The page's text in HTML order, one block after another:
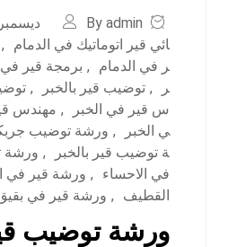
By admin ديسمبر 26, 2020
ائي قير اتوماتيك في الدمام
,
ر في الدمام
, برمجة قير في
ر
, توضيب قير بالخبر ,
س قير في الخبر
, مهندس
ي الخبر
, ورشة توضيب
ة توضيب قير بالخبر
, ورشة
في الاحساء
, ورشة قير في
القطيف
, ورشة قير في
ورشة توضيب